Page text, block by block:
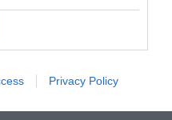
Privacy Policy